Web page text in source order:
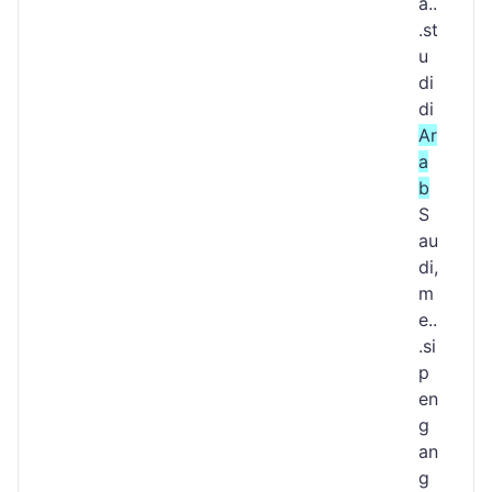
.st
u
di
di
Ar
a
b
S
au
di,
m
e..
.si
p
en
g
an
g